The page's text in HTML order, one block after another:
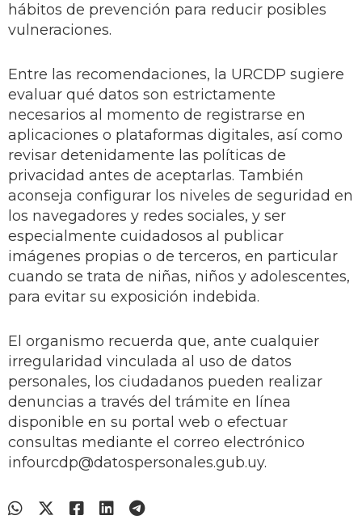
hábitos de prevención para reducir posibles
vulneraciones.
Entre las recomendaciones, la URCDP sugiere
evaluar qué datos son estrictamente
necesarios al momento de registrarse en
aplicaciones o plataformas digitales, así como
revisar detenidamente las políticas de
privacidad antes de aceptarlas. También
aconseja configurar los niveles de seguridad en
los navegadores y redes sociales, y ser
especialmente cuidadosos al publicar
imágenes propias o de terceros, en particular
cuando se trata de niñas, niños y adolescentes,
para evitar su exposición indebida.
El organismo recuerda que, ante cualquier
irregularidad vinculada al uso de datos
personales, los ciudadanos pueden realizar
denuncias a través del trámite en línea
disponible en su portal web o efectuar
consultas mediante el correo electrónico
infourcdp@datospersonales.gub.uy.